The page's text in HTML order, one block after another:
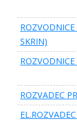
SKRIN)
ROZVADEC